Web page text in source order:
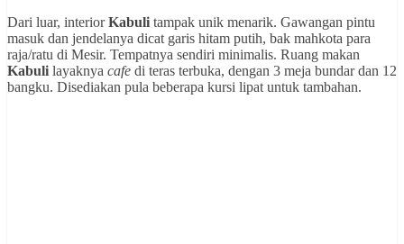
Dari luar, interiorKabuli tampak unik menarik. Gawangan pintu
masuk dan jendelanya dicat garis hitam putih, bak mahkota para
raja/ratu di Mesir. Tempatnya sendiri minimalis. Ruang makan
Kabuli layaknya cafe di teras terbuka, dengan 3 meja bundar dan 12
bangku. Disediakan pula beberapa kursi lipat untuk tambahan.